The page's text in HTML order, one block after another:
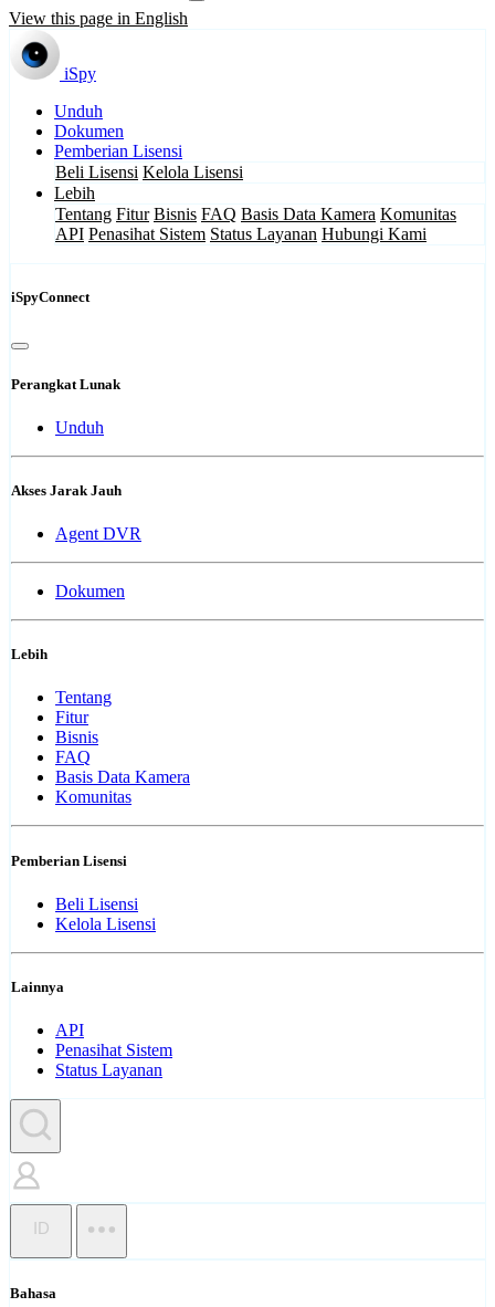
View this page in English
iSpy
Unduh
Dokumen
Pemberian Lisensi
Beli Lisensi Kelola Lisensi
Lebih
Tentang Fitur Bisnis FAQ Basis Data Kamera Komunitas
API Penasihat Sistem Status Layanan Hubungi Kami
iSpyConnect
Perangkat Lunak
Unduh
Akses Jarak Jauh
Agent DVR
Dokumen
Lebih
Tentang
Fitur
Bisnis
FAQ
Basis Data Kamera
Komunitas
Pemberian Lisensi
Beli Lisensi
Kelola Lisensi
Lainnya
API
Penasihat Sistem
Status Layanan
ID
Bahasa